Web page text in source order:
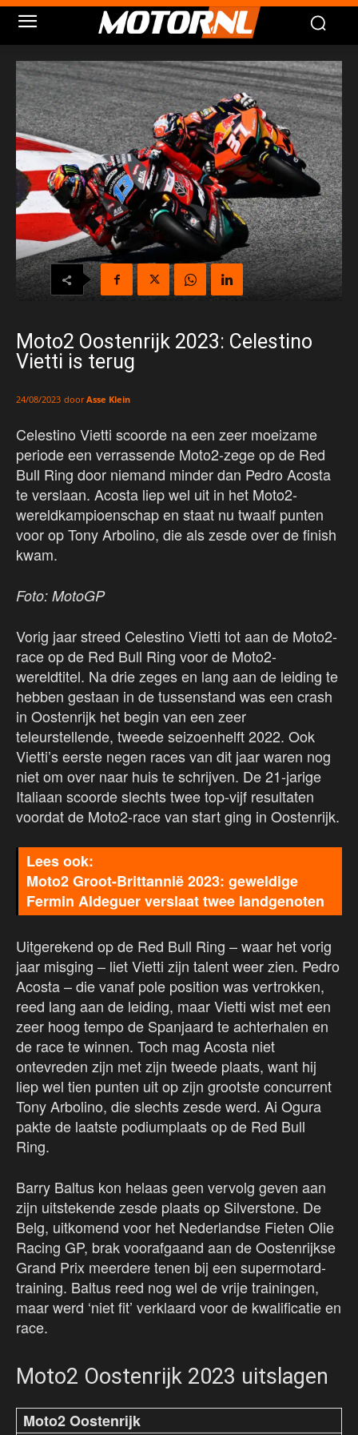
Moto2 Oostenrijk 2023: Celestino
Vietti is terug
24/08/2023 door Asse Klein
Celestino Vietti scoorde na een zeer moeizame
periode een verrassende Moto2-zege op de Red
Bull Ring door niemand minder dan Pedro Acosta
te verslaan. Acosta liep wel uit in het Moto2-
wereldkampioenschap en staat nu twaalf punten
voor op Tony Arbolino, die als zesde over de finish
kwam.
Foto: MotoGP
Vorig jaar streed Celestino Vietti tot aan de Moto2-
race op de Red Bull Ring voor de Moto2-
wereldtitel. Na drie zeges en lang aan de leiding te
hebben gestaan in de tussenstand was een crash
in Oostenrijk het begin van een zeer
teleurstellende, tweede seizoenhelft 2022. Ook
Vietti’s eerste negen races van dit jaar waren nog
niet om over naar huis te schrijven. De 21-jarige
Italiaan scoorde slechts twee top-vijf resultaten
voordat de Moto2-race van start ging in Oostenrijk.
Moto2 Groot-Brittannië 2023: geweldige
Fermin Aldeguer verslaat twee landgenoten
Uitgerekend op de Red Bull Ring – waar het vorig
jaar misging – liet Vietti zijn talent weer zien. Pedro
Acosta – die vanaf pole position was vertrokken,
reed lang aan de leiding, maar Vietti wist met een
zeer hoog tempo de Spanjaard te achterhalen en
de race te winnen. Toch mag Acosta niet
ontevreden zijn met zijn tweede plaats, want hij
liep wel tien punten uit op zijn grootste concurrent
Tony Arbolino, die slechts zesde werd. Ai Ogura
pakte de laatste podiumplaats op de Red Bull
Ring.
Barry Baltus kon helaas geen vervolg geven aan
zijn uitstekende zesde plaats op Silverstone. De
Belg, uitkomend voor het Nederlandse Fieten Olie
Racing GP, brak voorafgaand aan de Oostenrijkse
Grand Prix meerdere tenen bij een supermotard-
training. Baltus reed nog wel de vrije trainingen,
maar werd ‘niet fit’ verklaard voor de kwalificatie en
race.
Moto2 Oostenrijk 2023 uitslagen
Moto2 Oostenrijk